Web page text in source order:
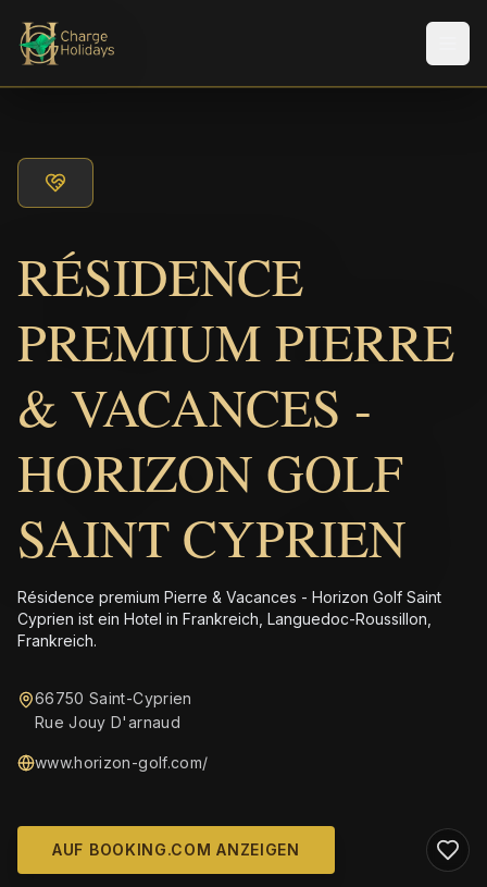
RÉSIDENCE
PREMIUM PIERRE
& VACANCES -
HORIZON GOLF
SAINT CYPRIEN
Résidence premium Pierre & Vacances - Horizon Golf Saint
Cyprien ist ein Hotel in Frankreich, Languedoc-Roussillon,
Frankreich.
66750 Saint-Cyprien
Rue Jouy D'arnaud
www.horizon-golf.com/
AUF BOOKING.COM ANZEIGEN